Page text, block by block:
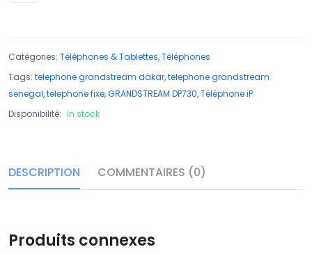
Catégories: Téléphones & Tablettes,Téléphones
Tags: telephone grandstream dakar,telephone grandstream
senegal,telephone fixe,GRANDSTREAM DP730,Téléphone iP
Disponibilité: In stock
DESCRIPTION COMMENTAIRES (0)
Produits connexes